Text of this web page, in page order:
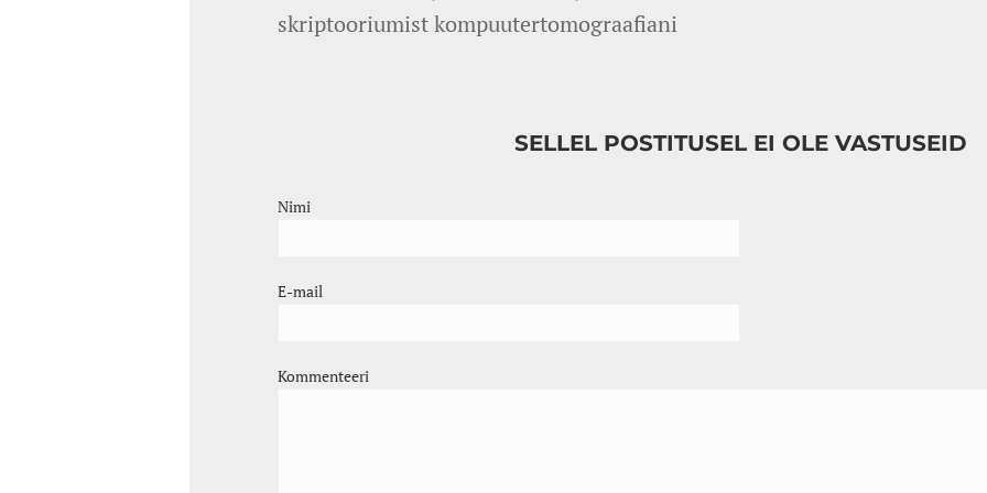
skriptooriumist kompuutertomograafiani
SELLEL POSTITUSEL EI OLE VASTUSEID
Nimi
E-mail
Kommenteeri